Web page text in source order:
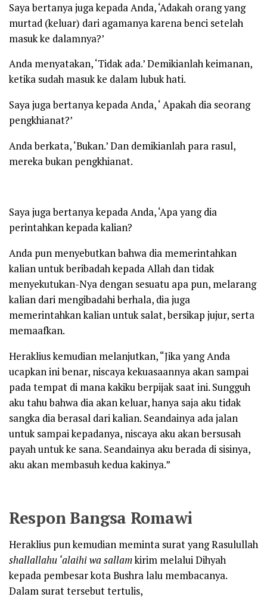
Saya bertanya juga kepada Anda, ‘Adakah orang yang
murtad (keluar) dari agamanya karena benci setelah
masuk ke dalamnya?’
Anda menyatakan, ‘Tidak ada.’ Demikianlah keimanan,
ketika sudah masuk ke dalam lubuk hati.
Saya juga bertanya kepada Anda, ‘ Apakah dia seorang
pengkhianat?’
Anda berkata, ‘Bukan.’ Dan demikianlah para rasul,
mereka bukan pengkhianat.
Saya juga bertanya kepada Anda, ‘Apa yang dia
perintahkan kepada kalian?
Anda pun menyebutkan bahwa dia memerintahkan
kalian untuk beribadah kepada Allah dan tidak
menyekutukan-Nya dengan sesuatu apa pun, melarang
kalian dari mengibadahi berhala, dia juga
memerintahkan kalian untuk salat, bersikap jujur, serta
memaafkan.
Heraklius kemudian melanjutkan, “Jika yang Anda
ucapkan ini benar, niscaya kekuasaannya akan sampai
pada tempat di mana kakiku berpijak saat ini. Sungguh
aku tahu bahwa dia akan keluar, hanya saja aku tidak
sangka dia berasal dari kalian. Seandainya ada jalan
untuk sampai kepadanya, niscaya aku akan bersusah
payah untuk ke sana. Seandainya aku berada di sisinya,
aku akan membasuh kedua kakinya.”
Respon Bangsa Romawi
Heraklius pun kemudian meminta surat yang Rasulullah
shallallahu ‘alaihi wa sallamkirim melalui Dihyah
kepada pembesar kota Bushra lalu membacanya.
Dalam surat tersebut tertulis,